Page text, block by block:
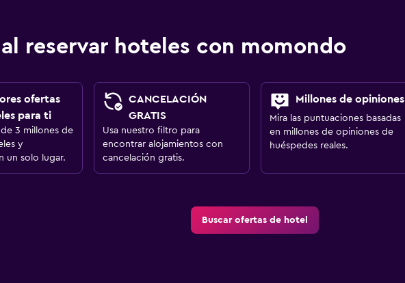
reservar hoteles con momondo
ofertas
para ti
3 millones de
y
un solo lugar.
CANCELACIÓN
GRATIS
Usa nuestro filtro para
encontrar alojamientos con
cancelación gratis.
Millones de opiniones
Mira las puntuaciones basadas
en millones de opiniones de
huéspedes reales.
Buscar ofertas de hotel